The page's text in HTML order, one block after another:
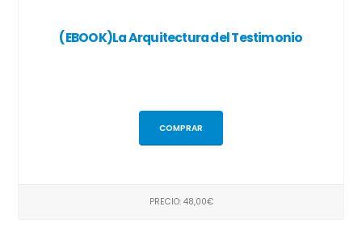
(EBOOK)La Arquitectura del Testimonio
COMPRAR
PRECIO: 48,00€